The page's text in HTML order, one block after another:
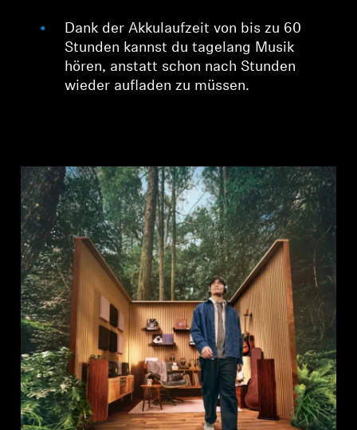
Dank der Akkulaufzeit von bis zu 60
Stunden kannst du tagelang Musik
hören, anstatt schon nach Stunden
wieder aufladen zu müssen.